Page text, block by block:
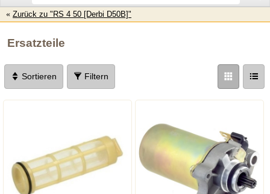
Zurück zu "RS 4 50 [Derbi D50B]"
Ersatzteile
Sortieren Filtern